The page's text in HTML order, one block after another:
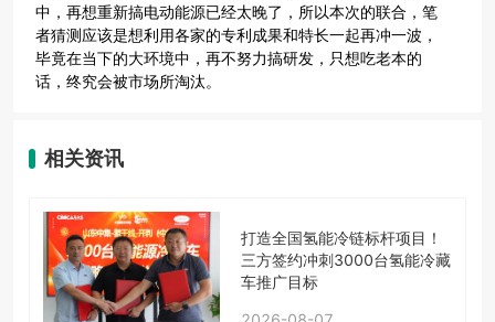
中，再想重新搞电动能源已经太晚了，所以本次的联合，笔
者猜测应该是想利用各家的专利成果和特长一起再冲一波，
毕竟在当下的大环境中，再不努力搞研发，只想吃老本的
话，终究会被市场所淘汰。
相关资讯
打造全国氢能冷链标杆项目！
三方签约冲刺3000台氢能冷藏
车推广目标